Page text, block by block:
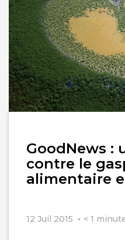
GoodNews :
contre le
alimentaire
12 Juil 2015 < 1
l'article